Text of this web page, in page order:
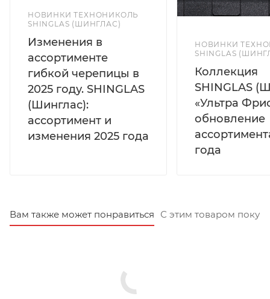
НОВИНКИ ТЕХНОНИКОЛЬ
SHINGLAS (ШИНГЛАС)
Изменения в
ассортименте
гибкой черепицы в
2025 году. SHINGLAS
(Шинглас):
ассортимент и
изменения 2025 года
НОВИНКИ
SHINGLAS
Коллекция
SHINGLAS
«Ультра
обновление
года
Вам также может понравиться С этим товаром